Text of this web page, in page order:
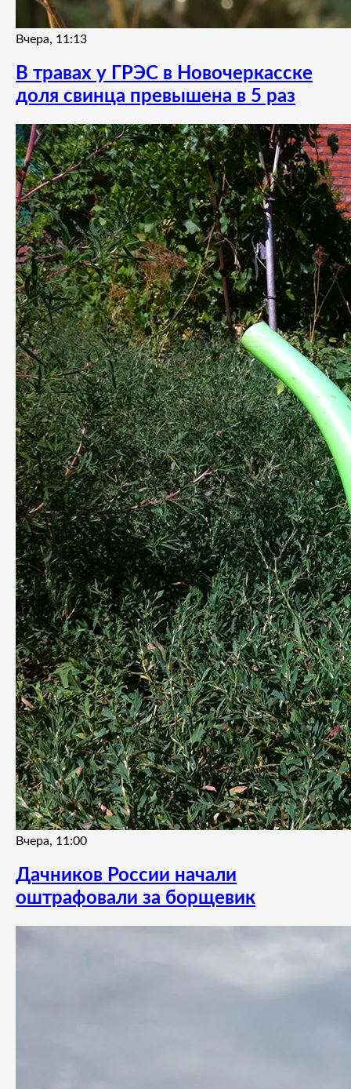
Вчера, 11:13
В травах у ГРЭС в Новочеркасске
доля свинца превышена в 5 раз
Вчера, 11:00
Дачников России начали
оштрафовали за борщевик